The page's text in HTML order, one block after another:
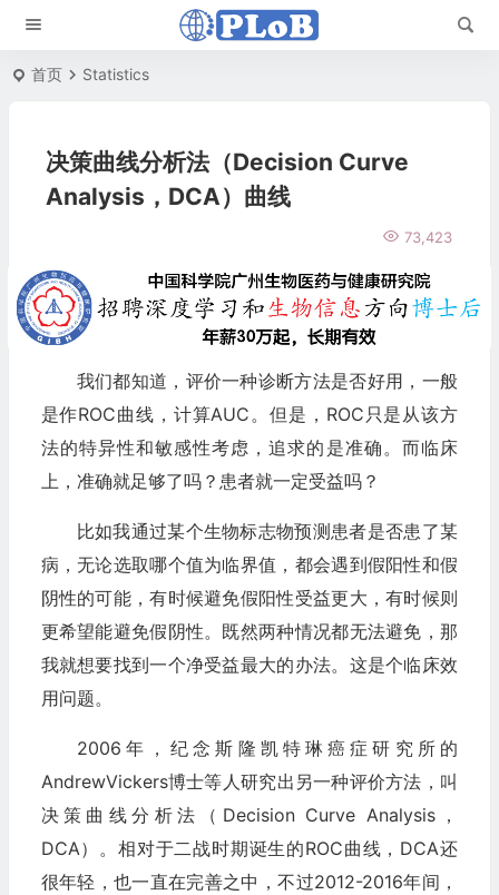
首页 Statistics
决策曲线分析法（Decision Curve
Analysis，DCA）曲线
73,423
我们都知道，评价一种诊断方法是否好用，一般
是作ROC曲线，计算AUC。但是，ROC只是从该方
法的特异性和敏感性考虑，追求的是准确。而临床
上，准确就足够了吗？患者就一定受益吗？
比如我通过某个生物标志物预测患者是否患了某
病，无论选取哪个值为临界值，都会遇到假阳性和假
阴性的可能，有时候避免假阳性受益更大，有时候则
更希望能避免假阴性。既然两种情况都无法避免，那
我就想要找到一个净受益最大的办法。这是个临床效
用问题。
2006年，纪念斯隆凯特琳癌症研究所的
AndrewVickers博士等人研究出另一种评价方法，叫
决策曲线分析法（Decision Curve Analysis，
DCA）。相对于二战时期诞生的ROC曲线，DCA还
很年轻，也一直在完善之中，不过2012-2016年间，